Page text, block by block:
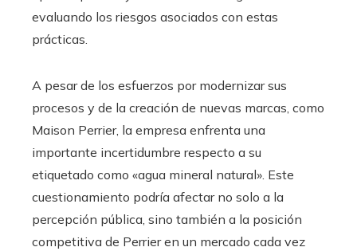
evaluando los riesgos asociados con estas
prácticas.
A pesar de los esfuerzos por modernizar sus
procesos y de la creación de nuevas marcas, como
Maison Perrier, la empresa enfrenta una
importante incertidumbre respecto a su
etiquetado como «agua mineral natural». Este
cuestionamiento podría afectar no solo a la
percepción pública, sino también a la posición
competitiva de Perrier en un mercado cada vez